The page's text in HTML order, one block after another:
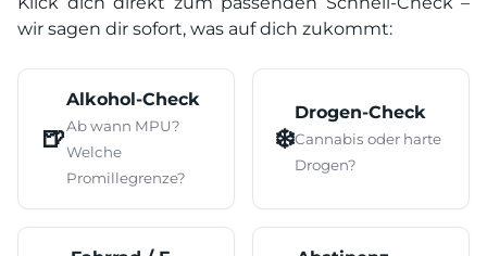
wir sagen dir sofort, was auf dich zukommt:
🍺
Alkohol-Check
Ab wann MPU?
Welche
Promillegrenze?
❄️
Drogen-Check
Cannabis oder harte
Drogen?